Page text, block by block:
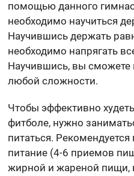
помощью данного
необходимо научиться
Научившись держать
необходимо напрягать
Научившись, вы сможете
любой сложности.
Чтобы эффективно
фитболе, нужно
питаться.
питание (4-6 приемов
жирной и жареной пищи,